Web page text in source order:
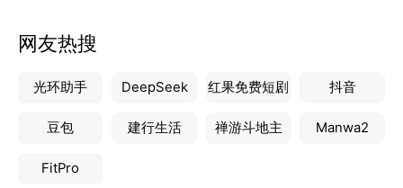
网友热搜
光环助手 DeepSeek 红果免费短剧 抖音
豆包 建行生活 禅游斗地主 Manwa2
FitPro